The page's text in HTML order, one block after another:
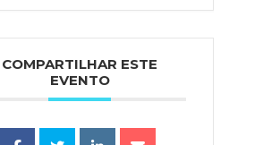
COMPARTILHAR ESTE
EVENTO